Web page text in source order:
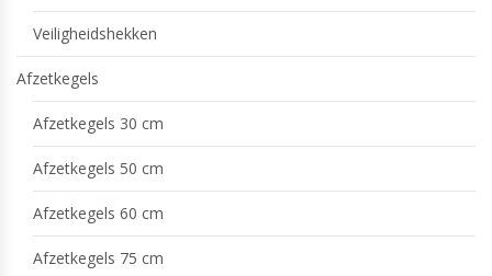
Veiligheidshekken
Afzetkegels
Afzetkegels 30 cm
Afzetkegels 50 cm
Afzetkegels 60 cm
Afzetkegels 75 cm